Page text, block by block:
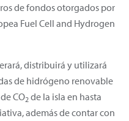
de fondos otorgados por
Fuel Cell and Hydrogen
distribuirá y utilizará
de hidrógeno renovable
CO2 de la isla en hasta
además de contar con